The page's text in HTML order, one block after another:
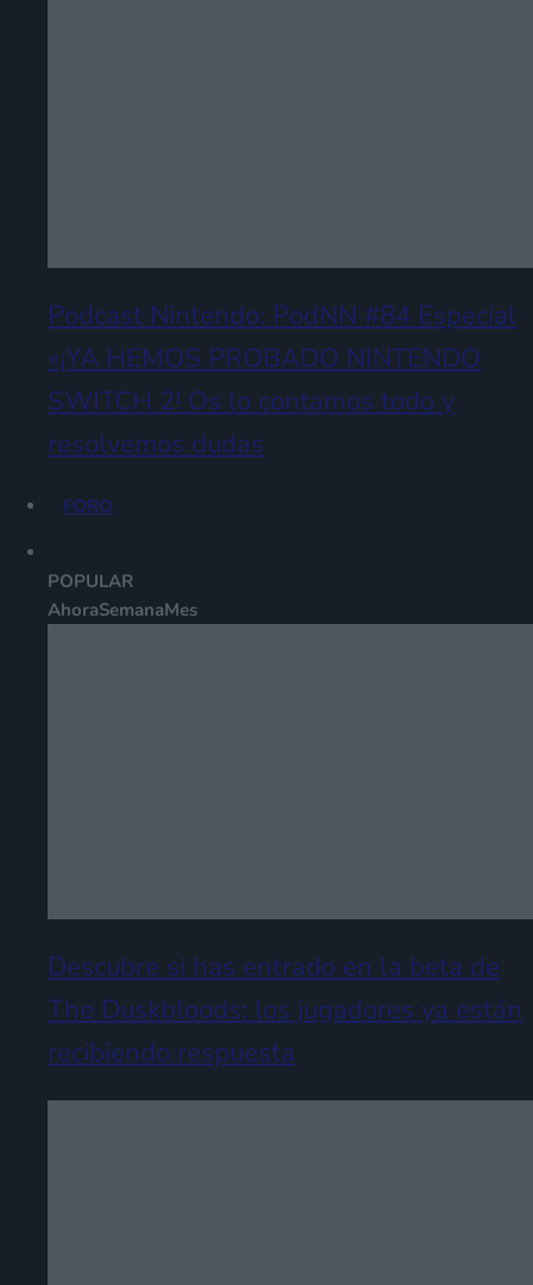
Podcast Nintendo: PodNN #84 Especial
«¡YA HEMOS PROBADO NINTENDO
SWITCH 2! Os lo contamos todo y
resolvemos dudas
FORO
POPULAR
AhoraSemanaMes
Descubre si has entrado en la beta de
The Duskbloods: los jugadores ya están
recibiendo respuesta